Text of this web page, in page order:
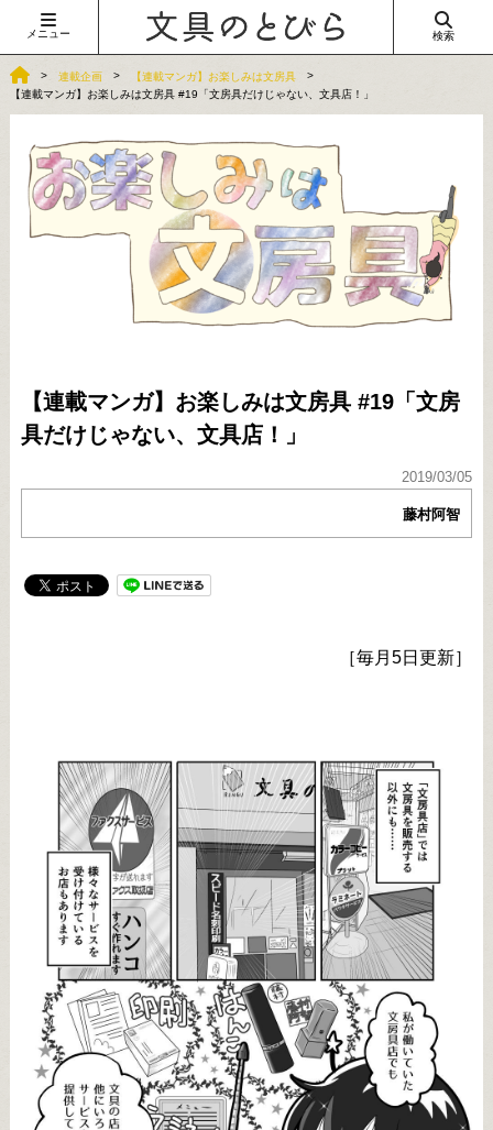
メニュー 検索
連載企画
【連載マンガ】お楽しみは文房具
【連載マンガ】お楽しみは文房具 #19「文房具だけじゃない、文具店！」
【連載マンガ】お楽しみは文房具 #19「文房
具だけじゃない、文具店！」
2019/03/05
藤村阿智
［毎月5日更新］